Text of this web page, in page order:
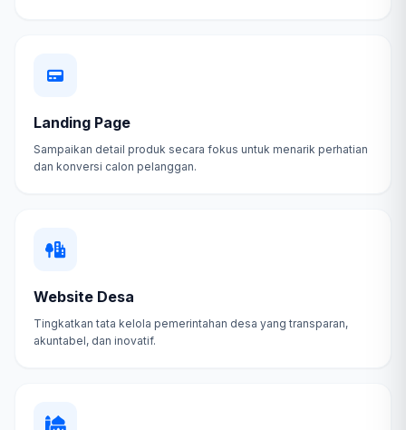
Landing Page
Sampaikan detail produk secara fokus untuk menarik perhatian
dan konversi calon pelanggan.
Website Desa
Tingkatkan tata kelola pemerintahan desa yang transparan,
akuntabel, dan inovatif.